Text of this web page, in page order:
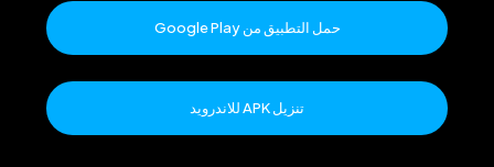
حمل التطبيق من Google Play
تنزيل APK للاندرويد